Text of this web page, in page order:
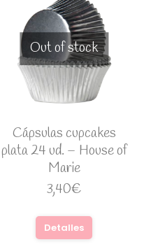
Out of stock
Cápsulas cupcakes
plata 24 ud. – House of
Marie
3,40€
Detalles